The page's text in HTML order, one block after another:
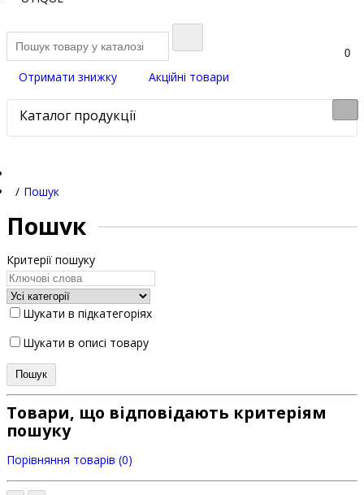
0
Отримати знижку Акційні товари
Каталог продукції
Пошук
Пошук
Критерії пошуку
Шукати в підкатегоріях
Шукати в описі товару
Товари, що відповідають критеріям
пошуку
Порівняння товарів (0)